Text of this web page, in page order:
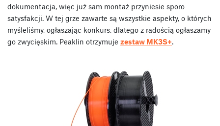
dokumentacja, więc już sam montaż przyniesie sporo
satysfakcji. W tej grze zawarte są wszystkie aspekty, o których
myśleliśmy, ogłaszając konkurs, dlatego z radością ogłaszamy
go zwycięskim. Peaklin otrzymuje zestaw MK3S+.